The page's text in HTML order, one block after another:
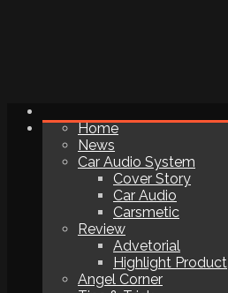
Home
News
Car Audio System
Cover Story
Car Audio
Carsmetic
Review
Advetorial
Highlight Product
Angel Corner